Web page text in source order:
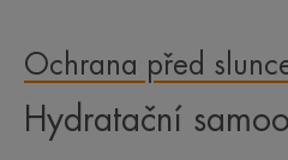
Ochrana před
Hydratační